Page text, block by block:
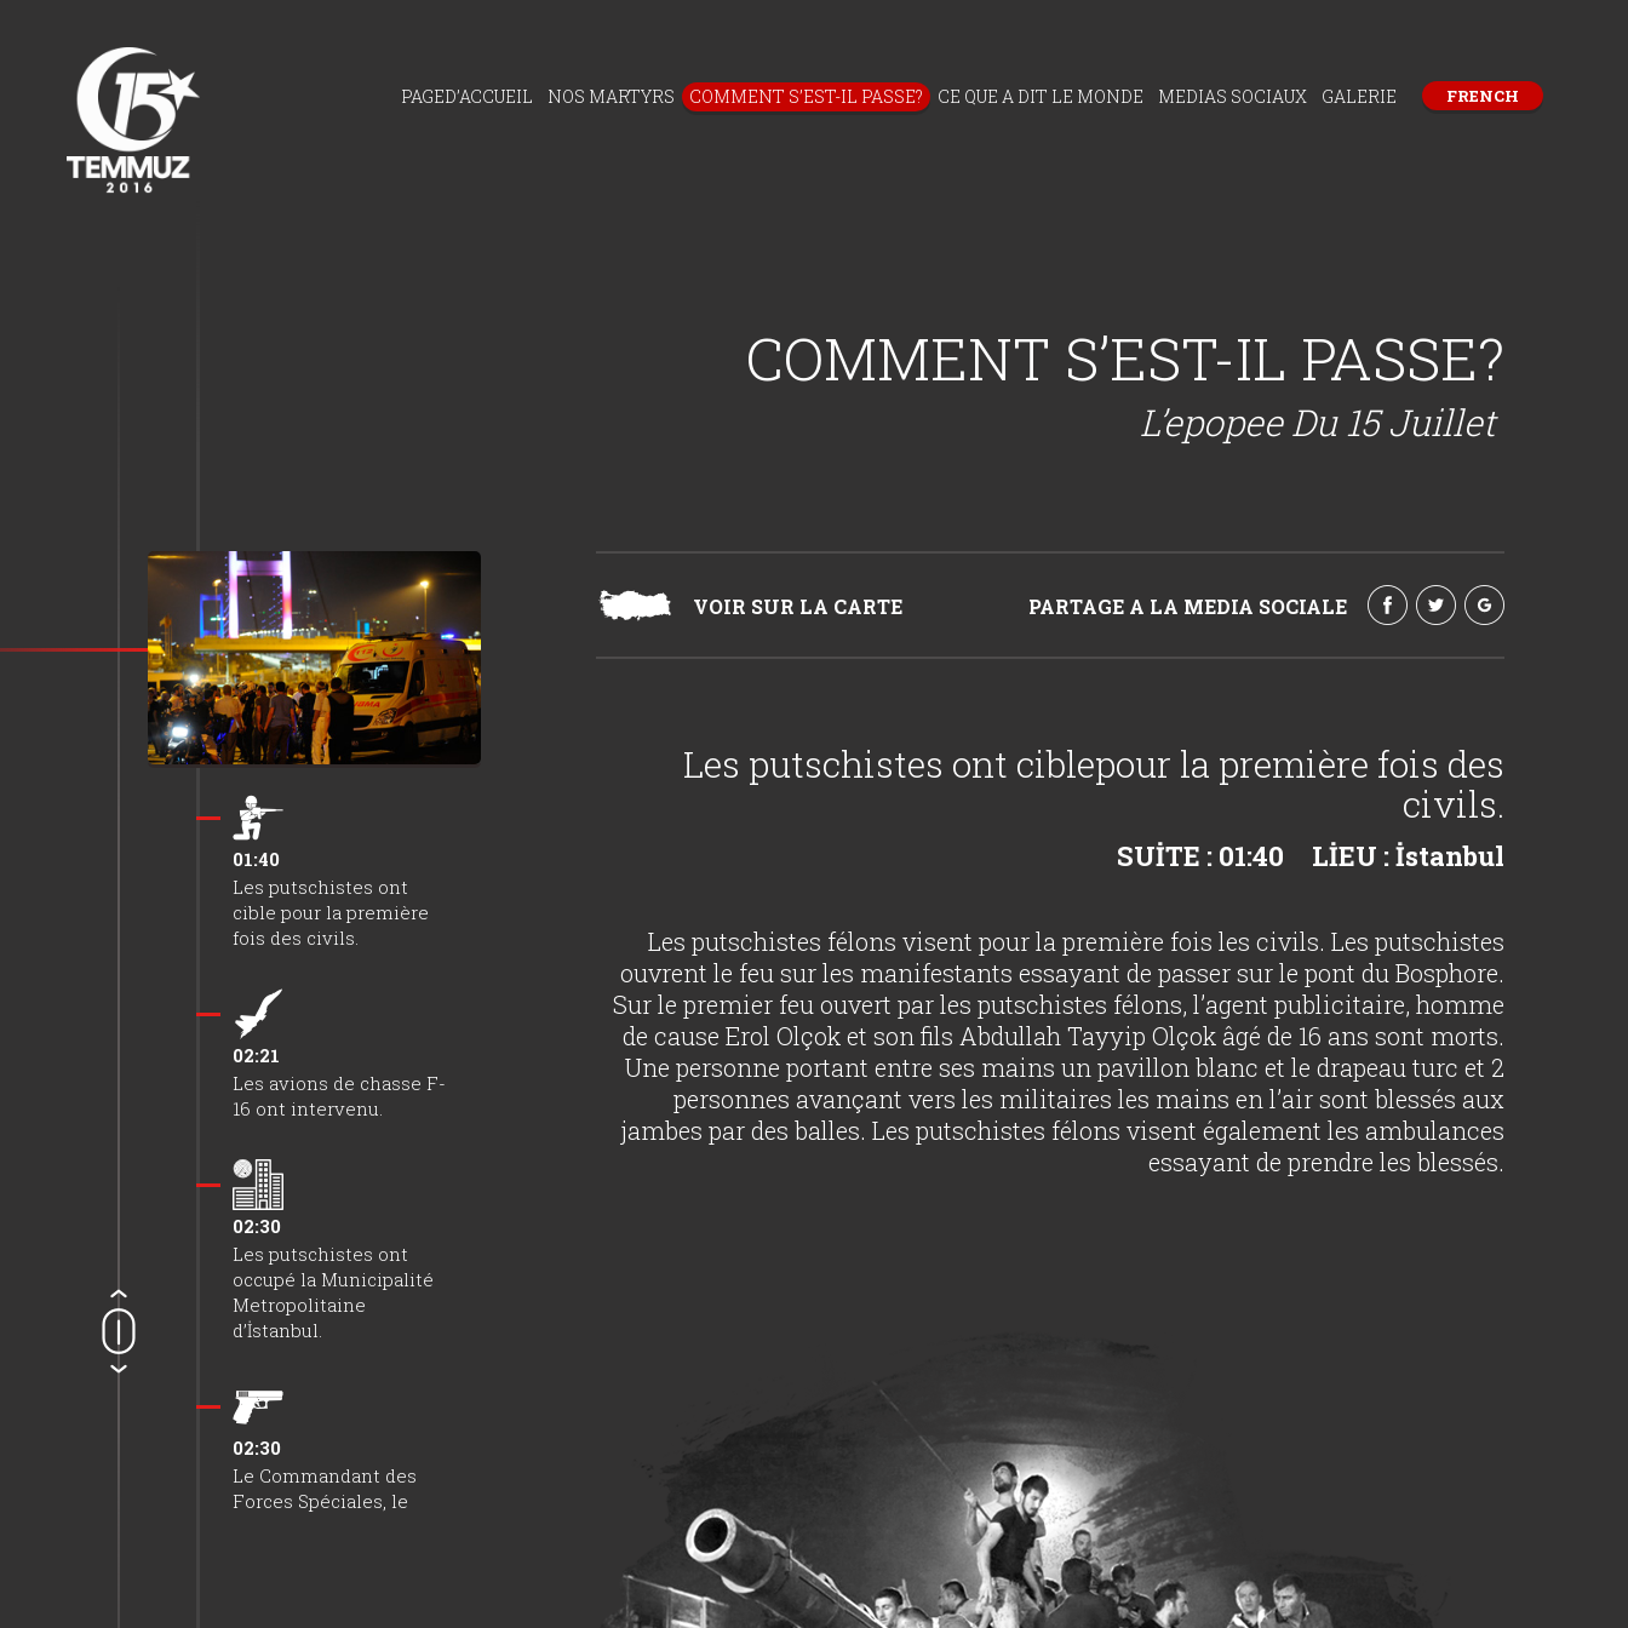
PAGED’ACCUEIL NOS MARTYRS COMMENT S’EST-IL PASSE? CE QUE A DIT LE MONDE MEDIAS SOCIAUX GALERIE FRENCH
COMMENT S’EST-IL PASSE?
L’epopee Du 15 Juillet
01:30
Grande Assemblée
Nationale de Turquie a
été ouvert à minuit
contre le coup d’Etat.
01:40
Les putschistes ont
cible pour la première
fois des civils.
02:21
Les avions de chasse F-
16 ont intervenu.
02:30
Les putschistes ont
occupé la Municipalité
Metropolitaine
d’İstanbul.
02:30
Le Commandant des
Forces Spéciales, le
VOIR SUR LA CARTE PARTAGE A LA MEDIA SOCIALE
Les putschistes ont ciblepour la première fois des
civils.
SUİTE : 01:40 LİEU : İstanbul
Les putschistes félons visent pour la première fois les civils. Les putschistes
ouvrent le feu sur les manifestants essayant de passer sur le pont du Bosphore.
Sur le premier feu ouvert par les putschistes félons, l’agent publicitaire, homme
de cause Erol Olçok et son fils Abdullah Tayyip Olçok âgé de 16 ans sont morts.
Une personne portant entre ses mains un pavillon blanc et le drapeau turc et 2
personnes avançant vers les militaires les mains en l’air sont blessés aux
jambes par des balles. Les putschistes félons visent également les ambulances
essayant de prendre les blessés.